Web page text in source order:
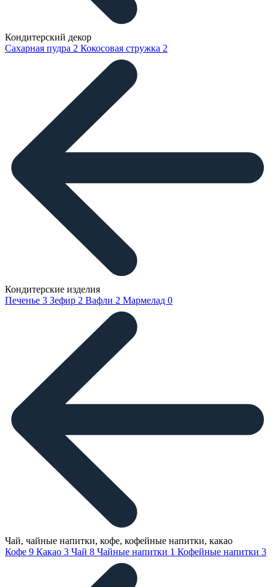
Кондитерский декор
Сахарная пудра 2 Кокосовая стружка 2
Кондитерские изделия
Печенье 3 Зефир 2 Вафли 2 Мармелад 0
Чай, чайные напитки, кофе, кофейные напитки, какао
Кофе 9 Какао 3 Чай 8 Чайные напитки 1 Кофейные напитки 3